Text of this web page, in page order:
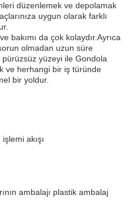
düzenlemek ve depolamak
uygun olarak farklı
bakımı da çok kolaydır.Ayrıca
olmadan uzun süre
pürüzsüz yüzeyi ile Gondola
ve herhangi bir iş türünde
bir yoldur.
akışı
ambalajı plastik ambalaj